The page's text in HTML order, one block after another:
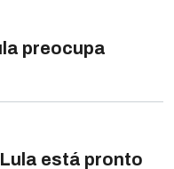
preocupa
está pronto